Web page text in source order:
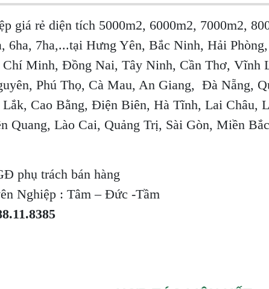
giá rẻ diện tích 5000m2, 6000m2, 7000m2,
6ha, 7ha,...tại Hưng Yên, Bắc Ninh, Hải
Chí Minh, Đồng Nai, Tây Ninh, Cần Thơ, Vĩnh
Phú Thọ, Cà Mau, An Giang, Đà Nẵng,
Cao Bằng, Điện Biên, Hà Tĩnh, Lai Châu,
Quang, Lào Cai, Quảng Trị, Sài Gòn, Miền
phụ trách bán hàng
Nghiệp : Tâm – Đức -Tầm